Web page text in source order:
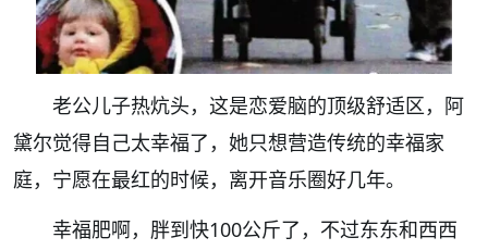
老公儿子热炕头，这是恋爱脑的顶级舒适区，阿
黛尔觉得自己太幸福了，她只想营造传统的幸福家
庭，宁愿在最红的时候，离开音乐圈好几年。
幸福肥啊，胖到快100公斤了，不过东东和西西